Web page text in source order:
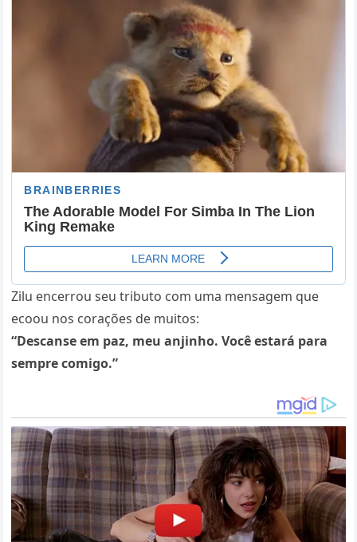
Zilu encerrou seu tributo com uma mensagem que
ecoou nos corações de muitos:
“Descanse em paz, meu anjinho. Você estará para
sempre comigo.”